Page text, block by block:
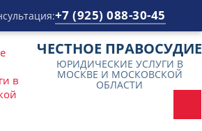
+7 (925) 088-30-45
ЧЕСТНОЕ ПРАВОСУДИЕ
ЮРИДИЧЕСКИЕ УСЛУГИ В
МОСКВЕ И МОСКОВСКОЙ
ОБЛАСТИ